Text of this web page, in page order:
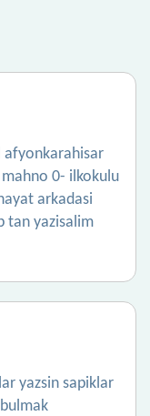
afyonkarahisar
0- ilkokulu
arkadasi
tan yazisalim
yazsin sapiklar